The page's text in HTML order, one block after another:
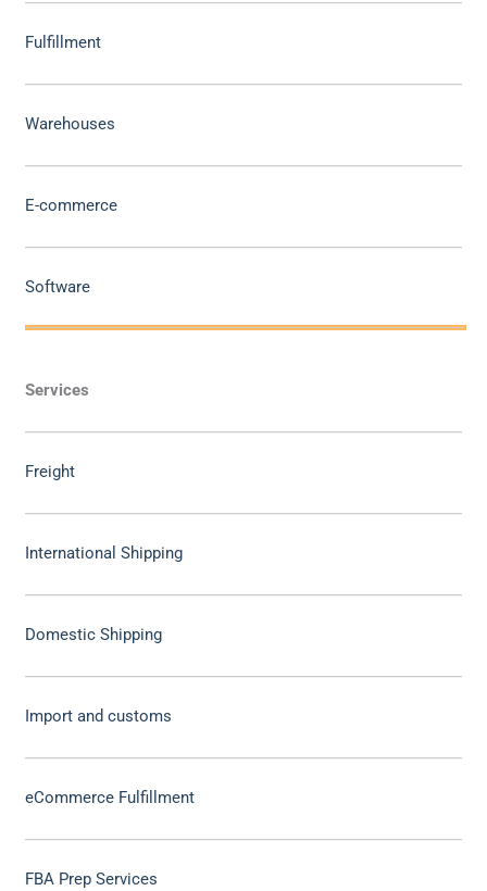
Fulfillment
Warehouses
E-commerce
Software
Services
Freight
International Shipping
Domestic Shipping
Import and customs
eCommerce Fulfillment
FBA Prep Services